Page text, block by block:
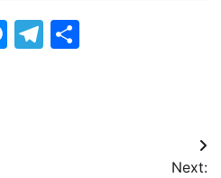
Messenger
Telegram
Next: